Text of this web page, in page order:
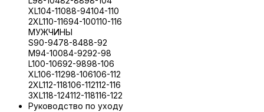
XL104-11088-94104-110
2XL110-11694-100110-116
МУЖЧИНЫ
S90-9478-8488-92
M94-10084-9292-98
L100-10692-9898-106
XL106-11298-106106-112
2XL112-118106-112112-116
3XL118-124112-118116-122
Руководство по уходу